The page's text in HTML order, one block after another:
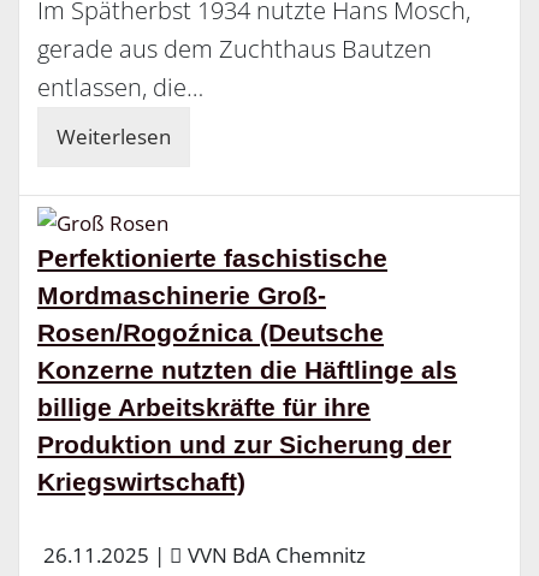
Im Spätherbst 1934 nutzte Hans Mosch,
gerade aus dem Zuchthaus Bautzen
entlassen, die…
Weiterlesen
Perfektionierte faschistische
Mordmaschinerie Groß-
Rosen/Rogoźnica (Deutsche
Konzerne nutzten die Häftlinge als
billige Arbeitskräfte für ihre
Produktion und zur Sicherung der
Kriegswirtschaft)
26.11.2025 | VVN BdA Chemnitz